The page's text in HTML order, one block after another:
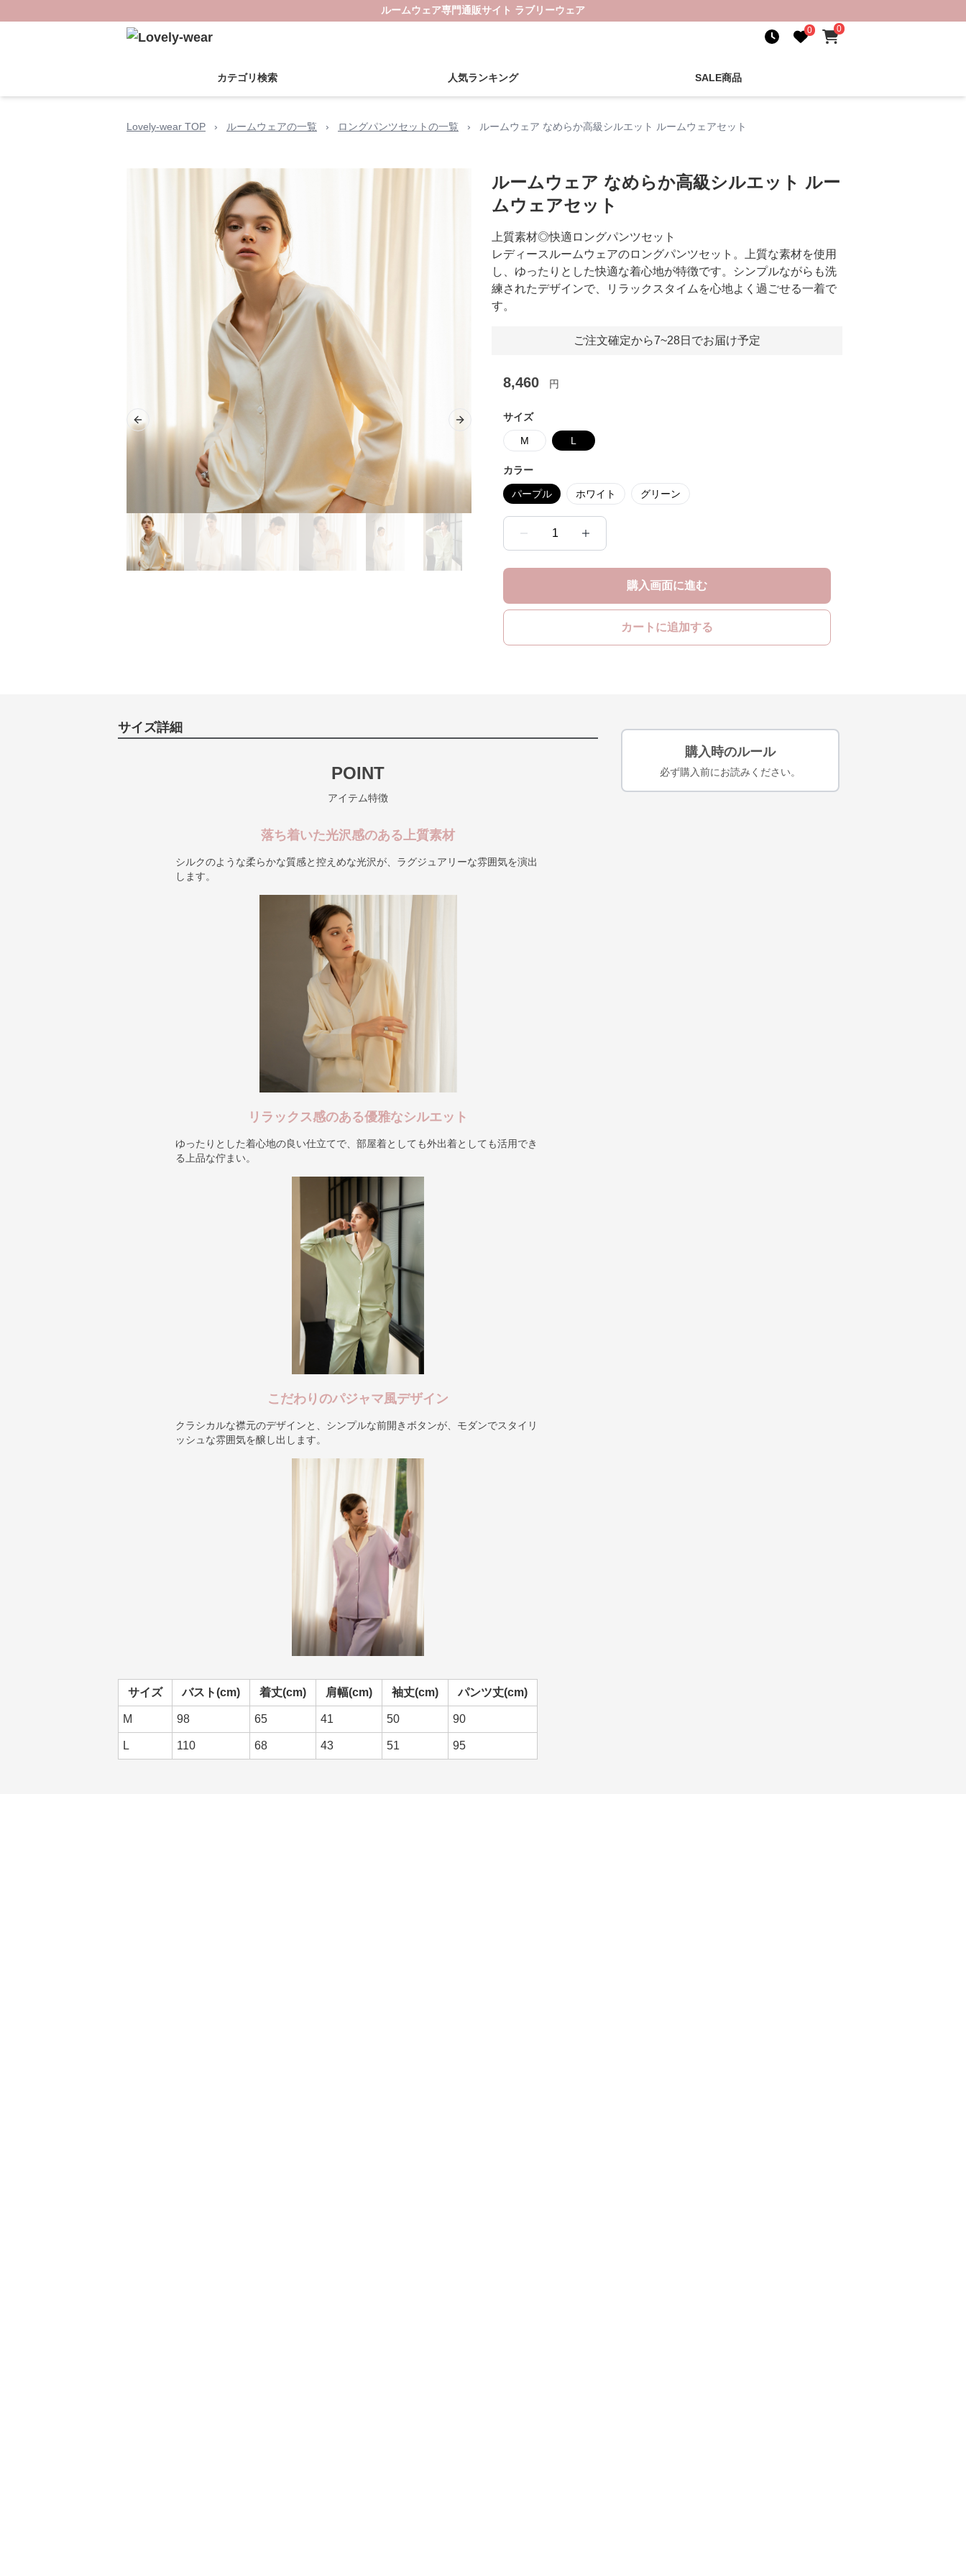
ルームウェア専門通販サイト ラブリーウェア
0 0
カテゴリ検索 人気ランキング SALE商品
Lovely-wear TOP › ルームウェアの一覧 › ロングパンツセットの一覧 › ルームウェア なめらか高級シルエット ルームウェアセット
Previous slide Next slide
ルームウェア なめらか高級シルエット ルー
ムウェアセット
上質素材◎快適ロングパンツセット
レディースルームウェアのロングパンツセット。上質な素材を使用
し、ゆったりとした快適な着心地が特徴です。シンプルながらも洗
練されたデザインで、リラックスタイムを心地よく過ごせる一着で
す。
ご注文確定から7~28日でお届け予定
8,460 円
サイズ
M L
カラー
パープル ホワイト グリーン
1
購入画面に進む
カートに追加する
サイズ詳細
POINT
アイテム特徴
落ち着いた光沢感のある上質素材
シルクのような柔らかな質感と控えめな光沢が、ラグジュアリーな雰囲気を演出
します。
リラックス感のある優雅なシルエット
ゆったりとした着心地の良い仕立てで、部屋着としても外出着としても活用でき
る上品な佇まい。
こだわりのパジャマ風デザイン
クラシカルな襟元のデザインと、シンプルな前開きボタンが、モダンでスタイリ
ッシュな雰囲気を醸し出します。
サイズ バスト(cm) 着丈(cm) 肩幅(cm) 袖丈(cm) パンツ丈(cm)
M 98 65 41 50 90
L 110 68 43 51 95
購入時のルール
必ず購入前にお読みください。